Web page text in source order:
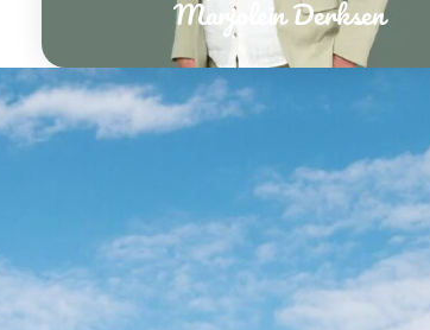
Marjolein Derksen